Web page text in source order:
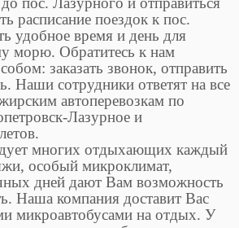
расписание поездок к пос.
удобное время и день для
морю. Обратитесь к нам
заказать звонок, отправить
Наши сотрудники ответят на все
автоперевозкам по
Лазурное и
многих отдыхающих каждый
особый микроклимат,
дней дают Вам возможность
Наша компания доставит Вас
микроавтобусами на отдых. У